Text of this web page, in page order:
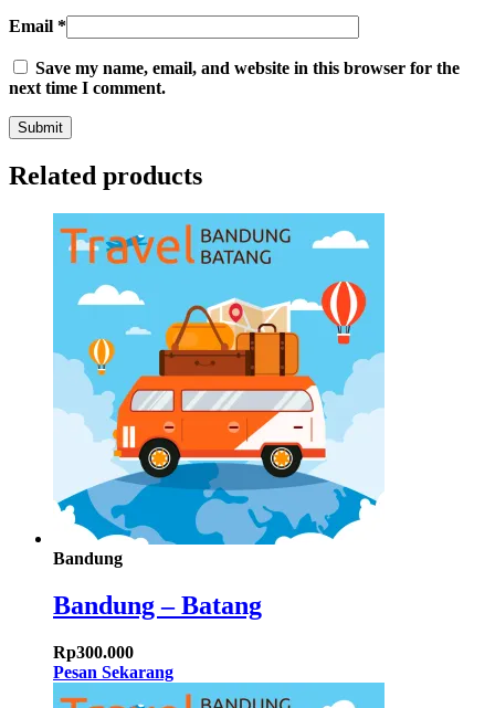
Email *
Save my name, email, and website in this browser for the
next time I comment.
Related products
Bandung
Bandung – Batang
Rp300.000
Pesan Sekarang